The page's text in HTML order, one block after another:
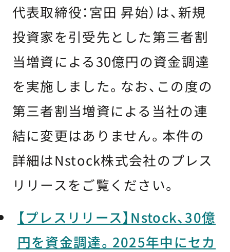
代表取締役：宮田 昇始）は、新規
投資家を引受先とした第三者割
当増資による30億円の資金調達
を実施しました。なお、この度の
第三者割当増資による当社の連
結に変更はありません。本件の
詳細はNstock株式会社のプレス
リリースをご覧ください。
【プレスリリース】Nstock、30億
円を資金調達。2025年中にセカ